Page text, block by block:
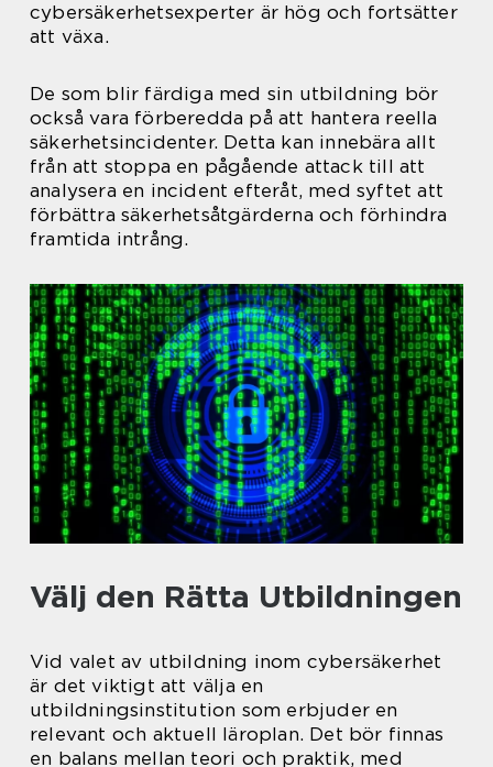
cybersäkerhetsexperter är hög och fortsätter
att växa.
De som blir färdiga med sin utbildning bör
också vara förberedda på att hantera reella
säkerhetsincidenter. Detta kan innebära allt
från att stoppa en pågående attack till att
analysera en incident efteråt, med syftet att
förbättra säkerhetsåtgärderna och förhindra
framtida intrång.
Välj den Rätta Utbildningen
Vid valet av utbildning inom cybersäkerhet
är det viktigt att välja en
utbildningsinstitution som erbjuder en
relevant och aktuell läroplan. Det bör finnas
en balans mellan teori och praktik, med